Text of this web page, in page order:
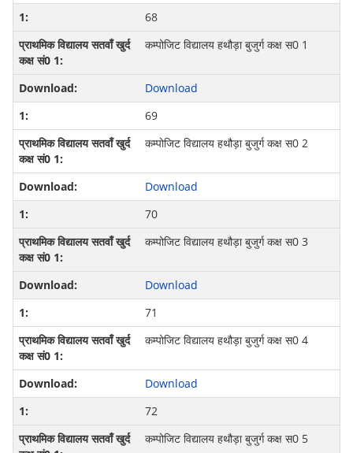
68
कम्‍पोजि‍ट विद्यालय हथौड़ा बुजुर्ग कक्ष स0 1
Download
69
कम्‍पोजि‍ट विद्यालय हथौड़ा बुजुर्ग कक्ष स0 2
Download
70
कम्‍पोजि‍ट विद्यालय हथौड़ा बुजुर्ग कक्ष स0 3
Download
71
कम्‍पोजि‍ट विद्यालय हथौड़ा बुजुर्ग कक्ष स0 4
Download
72
कम्‍पोजि‍ट विद्यालय हथौड़ा बुजुर्ग कक्ष स0 5